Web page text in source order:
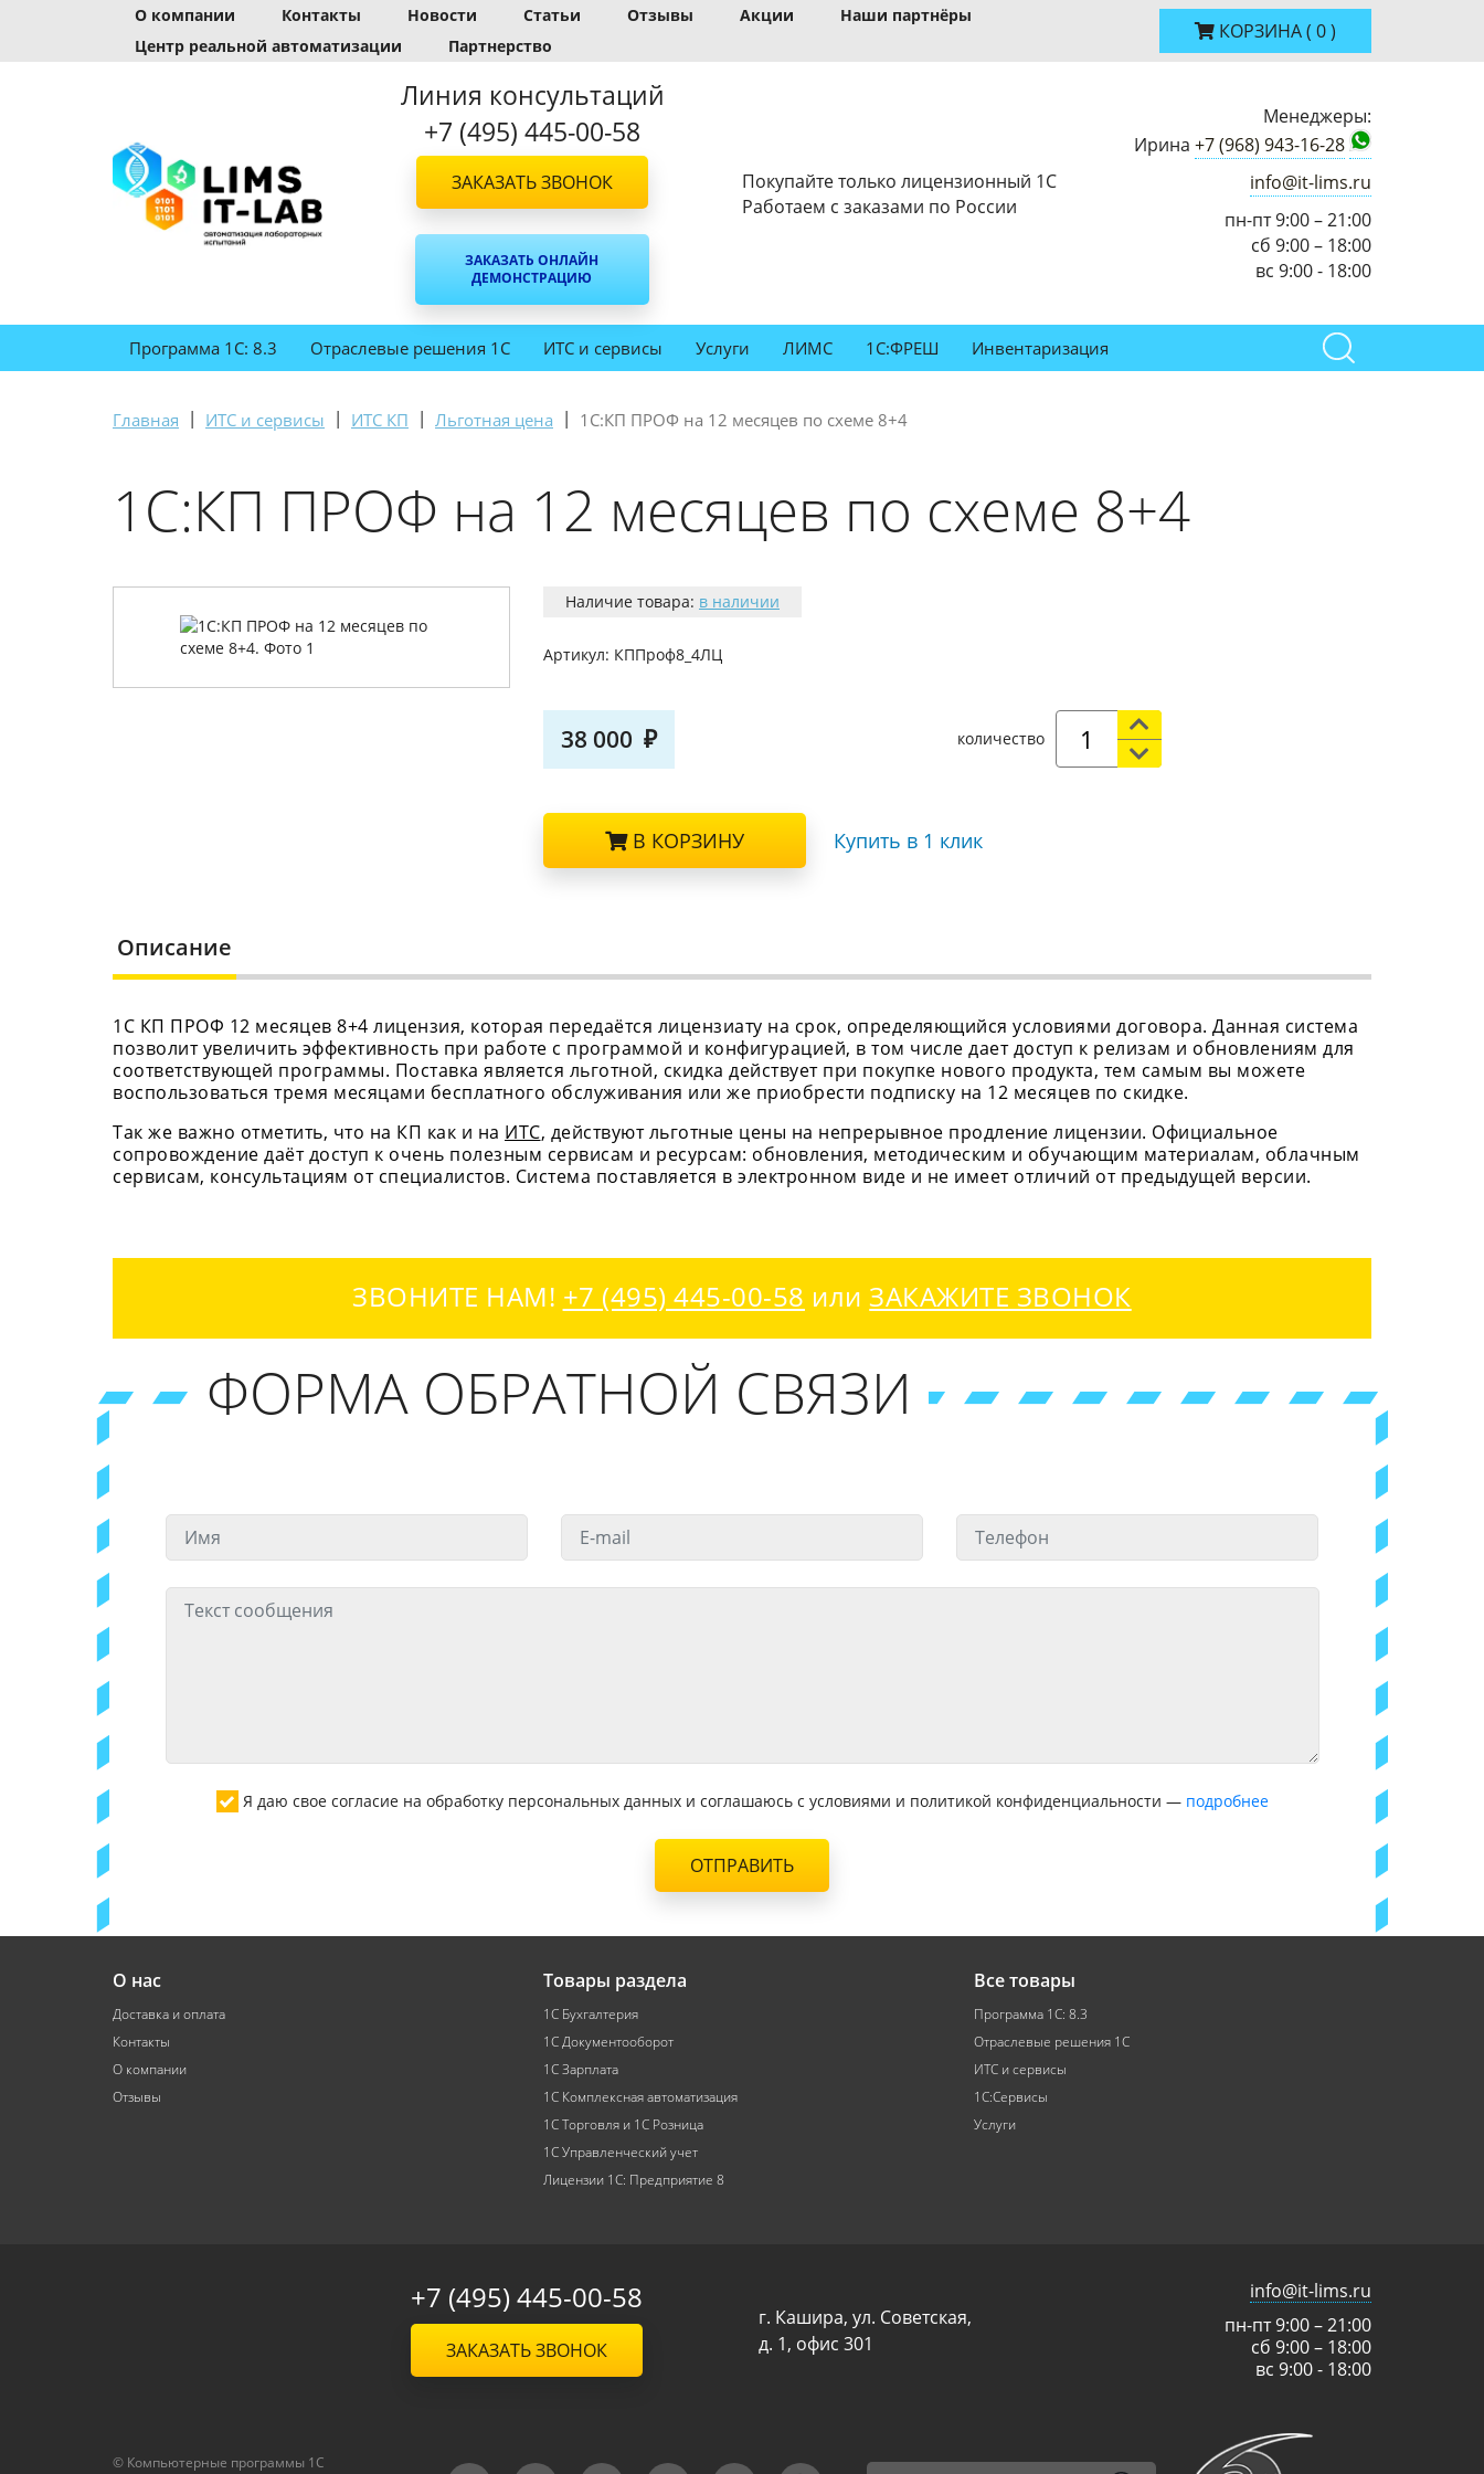
О компании Контакты Новости Статьи Отзывы Акции
Наши партнёры
Центр реальной автоматизации
Партнерство
КОРЗИНА( 0)
Линия консультаций
+7 (495) 445-00-58
ЗАКАЗАТЬ ЗВОНОК
ЗАКАЗАТЬ ОНЛАЙН
ДЕМОНСТРАЦИЮ
Покупайте только лицензионный 1С
Работаем с заказами по России
Менеджеры:
Ирина +7 (968) 943-16-28
info@it-lims.ru
пн-пт 9:00 – 21:00
сб 9:00 – 18:00
вс 9:00 - 18:00
Программа 1С: 8.3 Отраслевые решения 1С ИТС и сервисы Услуги ЛИМС 1С:ФРЕШ Инвентаризация
Главная | ИТС и сервисы | ИТС КП | Льготная цена | 1С:КП ПРОФ на 12 месяцев по схеме 8+4
1С:КП ПРОФ на 12 месяцев по схеме 8+4
Наличие товара: в наличии
Артикул: КППроф8_4ЛЦ
38 000 количество
В КОРЗИНУ Купить в 1 клик
Описание
1С КП ПРОФ 12 месяцев 8+4 лицензия, которая передаётся лицензиату на срок, определяющийся условиями договора. Данная система
позволит увеличить эффективность при работе с программой и конфигурацией, в том числе дает доступ к релизам и обновлениям для
соответствующей программы. Поставка является льготной, скидка действует при покупке нового продукта, тем самым вы можете
воспользоваться тремя месяцами бесплатного обслуживания или же приобрести подписку на 12 месяцев по скидке.
Так же важно отметить, что на КП как и на ИТС, действуют льготные цены на непрерывное продление лицензии. Официальное
сопровождение даёт доступ к очень полезным сервисам и ресурсам: обновления, методическим и обучающим материалам, облачным
сервисам, консультациям от специалистов. Система поставляется в электронном виде и не имеет отличий от предыдущей версии.
ЗВОНИТЕ НАМ! +7 (495) 445-00-58 илиЗАКАЖИТЕ ЗВОНОК
ФОРМА ОБРАТНОЙ СВЯЗИ
Я даю свое согласие на обработку персональных данных и соглашаюсь с условиями и политикой конфиденциальности — подробнее
ОТПРАВИТЬ
О нас
Доставка и оплата
Контакты
О компании
Отзывы
Товары раздела
1С Бухгалтерия
1С Документооборот
1С Зарплата
1С Комплексная автоматизация
1С Торговля и 1С Розница
1С Управленческий учет
Лицензии 1С: Предприятие 8
Все товары
Программа 1С: 8.3
Отраслевые решения 1С
ИТС и сервисы
1С:Сервисы
Услуги
+7 (495) 445-00-58
ЗАКАЗАТЬ ЗВОНОК
г. Кашира, ул. Советская,
д. 1, офис 301
info@it-lims.ru
пн-пт 9:00 – 21:00
сб 9:00 – 18:00
вс 9:00 - 18:00
© Компьютерные программы 1C